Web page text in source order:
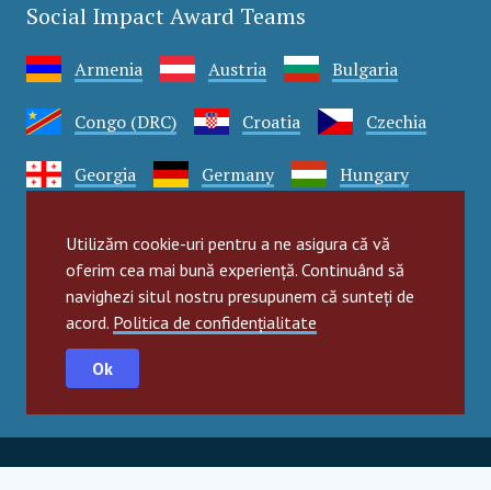
Social Impact Award Teams
Armenia Austria Bulgaria
Congo (DRC) Croatia Czechia
Georgia Germany Hungary
Moldova Montenegro Romania
Serbia Slovakia
Türkiye
Utilizăm cookie-uri pentru a ne asigura că vă
oferim cea mai bună experiență. Continuând să
navighezi situl nostru presupunem că sunteți de
acord. Politica de confidențialitate
Ok